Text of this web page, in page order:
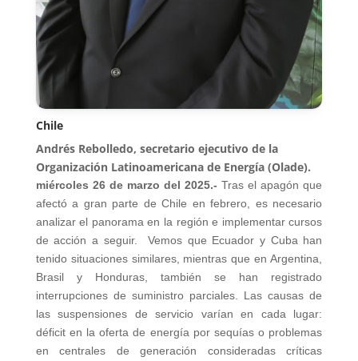
Chile
Andrés Rebolledo, secretario ejecutivo de la
Organización Latinoamericana de Energía (Olade).
miércoles 26 de marzo del 2025.- Tras el apagón que
afectó a gran parte de Chile en febrero, es necesario
analizar el panorama en la región e implementar cursos
de acción a seguir. Vemos que Ecuador y Cuba han
tenido situaciones similares, mientras que en Argentina,
Brasil y Honduras, también se han registrado
interrupciones de suministro parciales. Las causas de
las suspensiones de servicio varían en cada lugar:
déficit en la oferta de energía por sequías o problemas
en centrales de generación consideradas críticas